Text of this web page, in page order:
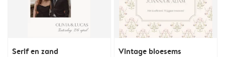
Serif en zand Vintage bloesems